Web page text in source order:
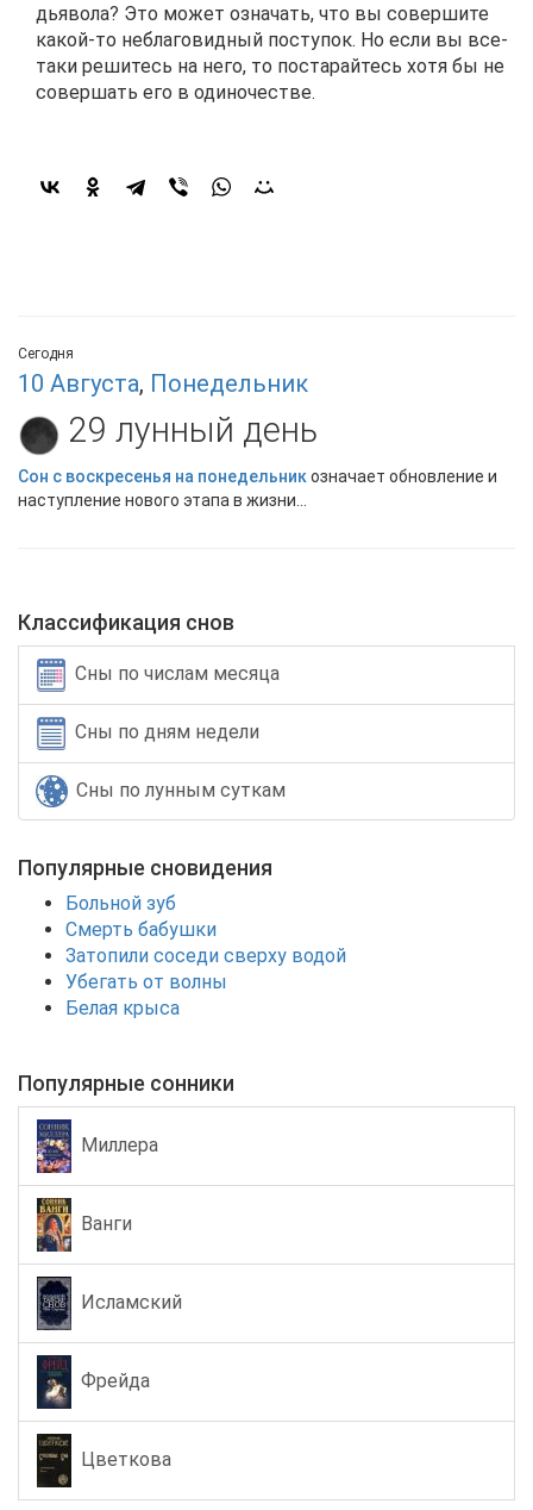
дьявола? Это может означать, что вы совершите
какой-то неблаговидный поступок. Но если вы все-
таки решитесь на него, то постарайтесь хотя бы не
совершать его в одиночестве.
Сегодня
10 Августа, Понедельник
29 лунный день
Сон с воскресенья на понедельникозначает обновление и
наступление нового этапа в жизни...
Классификация снов
Сны по числам месяца
Сны по дням недели
Сны по лунным суткам
Популярные сновидения
Больной зуб
Смерть бабушки
Затопили соседи сверху водой
Убегать от волны
Белая крыса
Популярные сонники
Миллера
Ванги
Исламский
Фрейда
Цветкова